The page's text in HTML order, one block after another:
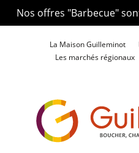
Nos offres "Barbecue"
La Maison Guilleminot
Les marchés régionaux